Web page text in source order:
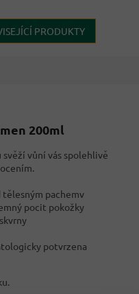
PRODUKTY
200ml
vůní vás spolehlivě
pachemv
pocit pokožky
potvrzena